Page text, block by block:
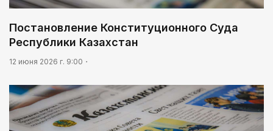
Постановление Конституционного Суда
Республики Казахстан
12 июня 2026 г. 9:00